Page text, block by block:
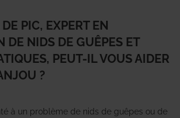
PIC, EXPERT EN
DE NIDS DE GUÊPES ET
PEUT-IL VOUS AIDER
?
à un problème de nids de guêpes ou de